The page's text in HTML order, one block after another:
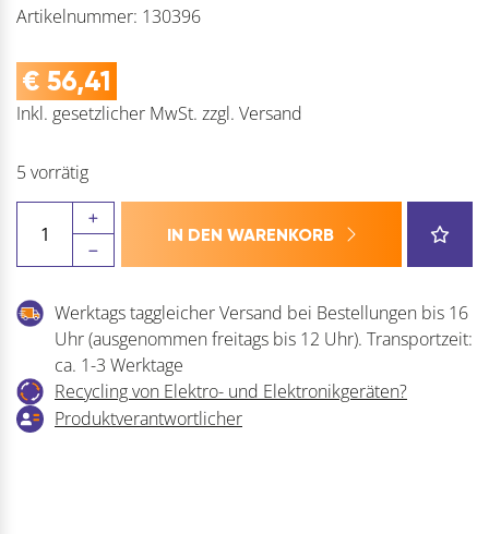
Artikelnummer: 130396
€ 56,41
Inkl. gesetzlicher MwSt. zzgl. Versand
5 vorrätig
Einhand-
Schraubzwinge
Spannweite
Ausladung
100
IN DEN WARENKORB
Werktags taggleicher Versand bei Bestellungen bis 16
Uhr (ausgenommen freitags bis 12 Uhr). Transportzeit:
ca. 1-3 Werktage
Recycling von Elektro- und Elektronikgeräten?
Produktverantwortlicher